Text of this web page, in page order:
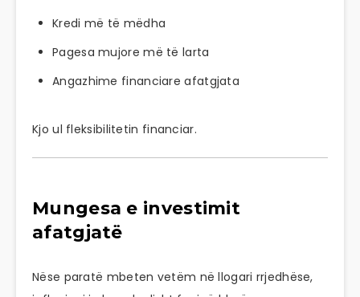
Kredi më të mëdha
Pagesa mujore më të larta
Angazhime financiare afatgjata
Kjo ul fleksibilitetin financiar.
Mungesa e investimit
afatgjatë
Nëse paratë mbeten vetëm në llogari rrjedhëse,